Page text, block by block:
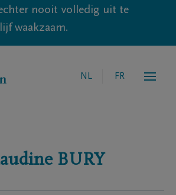
nooit volledig uit te
waakzaam.
NL FR
BURY